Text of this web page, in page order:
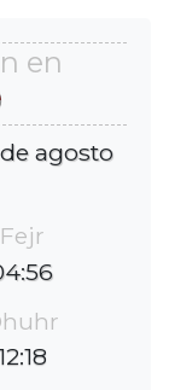
en
agosto
Fejr